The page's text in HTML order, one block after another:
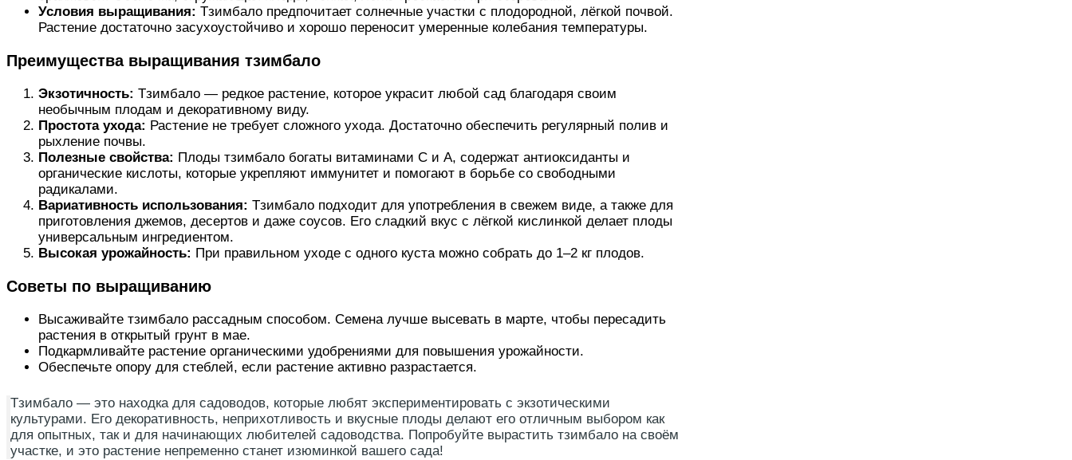
Условия выращивания: Тзимбало предпочитает солнечные участки с плодородной, лёгкой почвой.
Растение достаточно засухоустойчиво и хорошо переносит умеренные колебания температуры.
Преимущества выращивания тзимбало
Экзотичность: Тзимбало — редкое растение, которое украсит любой сад благодаря своим
необычным плодам и декоративному виду.
Простота ухода: Растение не требует сложного ухода. Достаточно обеспечить регулярный полив и
рыхление почвы.
Полезные свойства: Плоды тзимбало богаты витаминами C и A, содержат антиоксиданты и
органические кислоты, которые укрепляют иммунитет и помогают в борьбе со свободными
радикалами.
Вариативность использования: Тзимбало подходит для употребления в свежем виде, а также для
приготовления джемов, десертов и даже соусов. Его сладкий вкус с лёгкой кислинкой делает плоды
универсальным ингредиентом.
Высокая урожайность: При правильном уходе с одного куста можно собрать до 1–2 кг плодов.
Советы по выращиванию
Высаживайте тзимбало рассадным способом. Семена лучше высевать в марте, чтобы пересадить
растения в открытый грунт в мае.
Подкармливайте растение органическими удобрениями для повышения урожайности.
Обеспечьте опору для стеблей, если растение активно разрастается.
Тзимбало — это находка для садоводов, которые любят экспериментировать с экзотическими
культурами. Его декоративность, неприхотливость и вкусные плоды делают его отличным выбором как
для опытных, так и для начинающих любителей садоводства. Попробуйте вырастить тзимбало на своём
участке, и это растение непременно станет изюминкой вашего сада!